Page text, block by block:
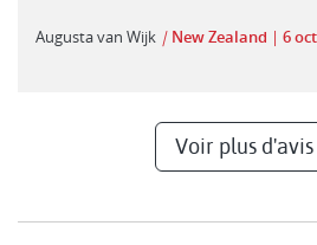
Augusta van Wijk | New Zealand 6
Voir plus d'avis